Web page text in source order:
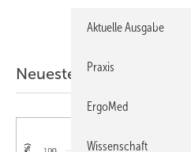
Neueste ASU-Artikel
Aktuelle Ausgabe
Praxis
ErgoMed
Wissenschaft